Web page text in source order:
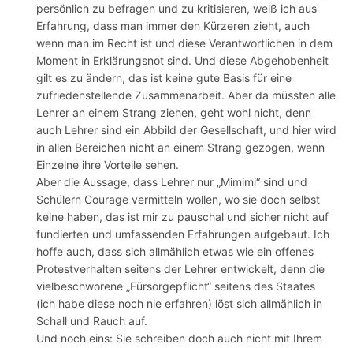
persönlich zu befragen und zu kritisieren, weiß ich aus
Erfahrung, dass man immer den Kürzeren zieht, auch
wenn man im Recht ist und diese Verantwortlichen in dem
Moment in Erklärungsnot sind. Und diese Abgehobenheit
gilt es zu ändern, das ist keine gute Basis für eine
zufriedenstellende Zusammenarbeit. Aber da müssten alle
Lehrer an einem Strang ziehen, geht wohl nicht, denn
auch Lehrer sind ein Abbild der Gesellschaft, und hier wird
in allen Bereichen nicht an einem Strang gezogen, wenn
Einzelne ihre Vorteile sehen.
Aber die Aussage, dass Lehrer nur „Mimimi“ sind und
Schülern Courage vermitteln wollen, wo sie doch selbst
keine haben, das ist mir zu pauschal und sicher nicht auf
fundierten und umfassenden Erfahrungen aufgebaut. Ich
hoffe auch, dass sich allmählich etwas wie ein offenes
Protestverhalten seitens der Lehrer entwickelt, denn die
vielbeschworene „Fürsorgepflicht“ seitens des Staates
(ich habe diese noch nie erfahren) löst sich allmählich in
Schall und Rauch auf.
Und noch eins: Sie schreiben doch auch nicht mit Ihrem